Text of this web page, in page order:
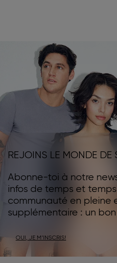
REJOINS LE MONDE DE
Abonne-toi à notre
infos de temps et
communauté en pleine
supplémentaire : un
OUI, JE M’INSCRIS!